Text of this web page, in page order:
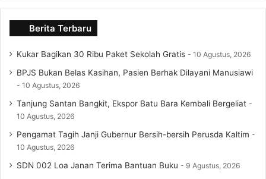
Berita Terbaru
Kukar Bagikan 30 Ribu Paket Sekolah Gratis 10 Agustus, 2026
BPJS Bukan Belas Kasihan, Pasien Berhak Dilayani Manusiawi
10 Agustus, 2026
Tanjung Santan Bangkit, Ekspor Batu Bara Kembali Bergeliat
10 Agustus, 2026
Pengamat Tagih Janji Gubernur Bersih-bersih Perusda Kaltim
10 Agustus, 2026
SDN 002 Loa Janan Terima Bantuan Buku 9 Agustus, 2026